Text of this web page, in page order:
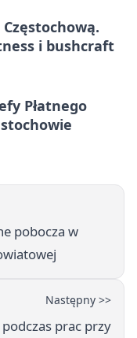
i bushcraft
Płatnego
pobocza w
Następny >>
prac przy